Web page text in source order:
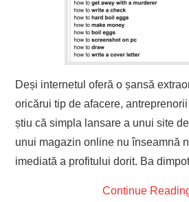
Deși internetul oferă o șansă
oricărui tip de afacere,
știu că simpla lansare a unui site
unui magazin online nu înseamnă
imediată a profitului dorit. Ba
Continue